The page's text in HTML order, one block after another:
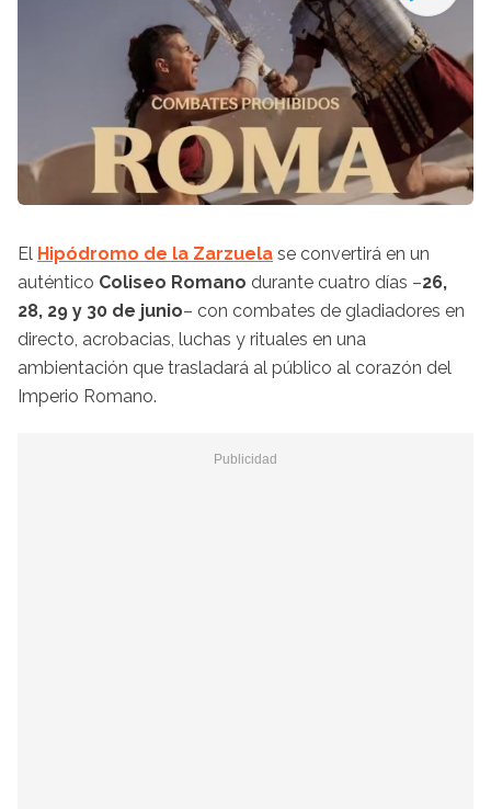
El Hipódromo de la Zarzuela se convertirá en un
auténtico Coliseo Romano durante cuatro días –26,
28, 29 y 30 de junio– con combates de gladiadores en
directo, acrobacias, luchas y rituales en una
ambientación que trasladará al público al corazón del
Imperio Romano.